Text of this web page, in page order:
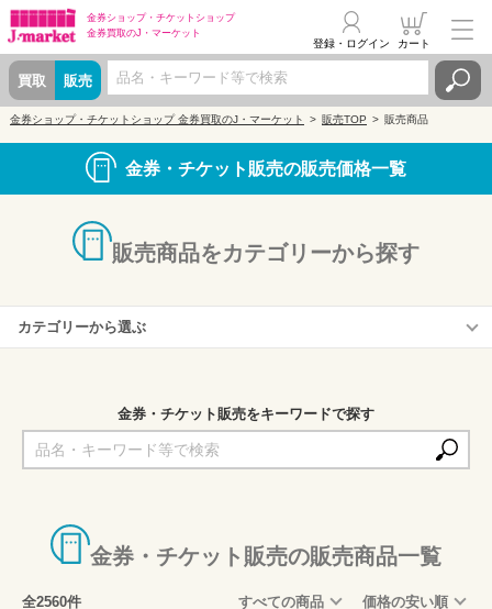
金券ショップ・ チケットショップ
金券買取のJ・マーケット
買取 販売
登録・ログイン カート
金券ショップ・チケットショップ 金券買取のJ・マーケット 販売TOP 販売商品
金券・チケット販売の販売価格一覧
販売商品をカテゴリーから探す
カテゴリーから選ぶ
収入印紙・切手・はがき
プリペイドカード
新幹線・特急回数券
金券・チケット販売をキーワードで探す
金券・チケット販売の販売商品一覧
全2560件 すべての商品 価格の安い順